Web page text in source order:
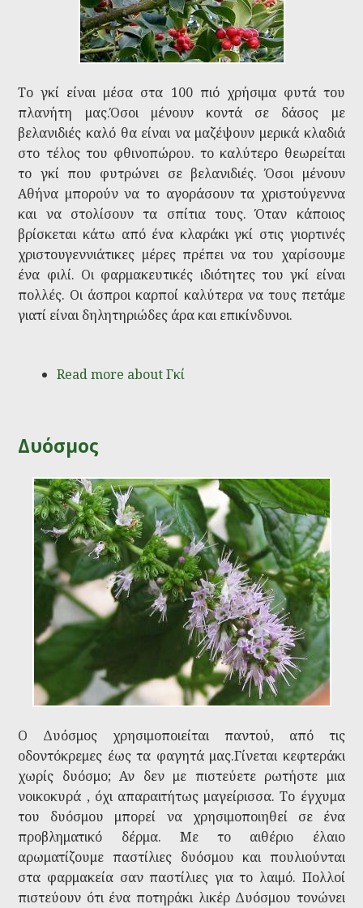
Το γκί είναι μέσα στα 100 πιό χρήσιμα φυτά του
πλανήτη μας.Όσοι μένουν κοντά σε δάσος με
βελανιδιές καλό θα είναι να μαζέψουν μερικά κλαδιά
στο τέλος του φθινοπώρου. το καλύτερο θεωρείται
το γκί που φυτρώνει σε βελανιδιές. Όσοι μένουν
Αθήνα μπορούν να το αγοράσουν τα χριστούγεννα
και να στολίσουν τα σπίτια τους. Όταν κάποιος
βρίσκεται κάτω από ένα κλαράκι γκί στις γιορτινές
χριστουγεννιάτικες μέρες πρέπει να του χαρίσουμε
ένα φιλί. Οι φαρμακευτικές ιδιότητες του γκί είναι
πολλές. Οι άσπροι καρποί καλύτερα να τους πετάμε
γιατί είναι δηλητηριώδες άρα και επικίνδυνοι.
Read more about Γκί
Δυόσμος
Ο Δυόσμος χρησιμοποιείται παντού, από τις
οδοντόκρεμες έως τα φαγητά μας.Γίνεται κεφτεράκι
χωρίς δυόσμο; Αν δεν με πιστεύετε ρωτήστε μια
νοικοκυρά , όχι απαραιτήτως μαγείρισσα. Το έγχυμα
του δυόσμου μπορεί να χρησιμοποιηθεί σε ένα
προβληματικό δέρμα. Με το αιθέριο έλαιο
αρωματίζουμε παστίλιες δυόσμου και πουλιούνται
στα φαρμακεία σαν παστίλιες για το λαιμό. Πολλοί
πιστεύουν ότι ένα ποτηράκι λικέρ Δυόσμου τονώνει